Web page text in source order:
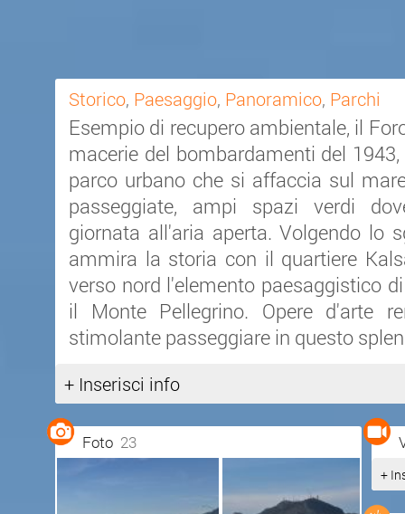
Storico, Paesaggio, Panoramico, Parchi
Esempio di recupero ambientale, il
macerie del bombardamenti del
parco urbano che si affaccia sul
passeggiate, ampi spazi verdi
giornata all'aria aperta. Volgendo lo
ammira la storia con il quartiere
verso nord l'elemento paesaggistico
il Monte Pellegrino. Opere d'arte
stimolante passeggiare in questo
+ Inserisci info
Foto 23
+